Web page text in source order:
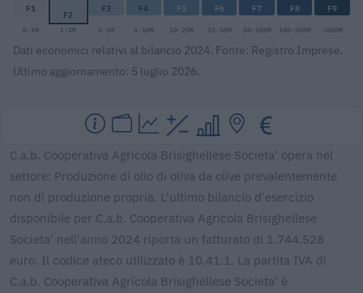
F1 F2 F3 F4 F5 F6 F7 F8 F9
0-1M 1-2M 2-5M 5-10M 10-25M 25-50M 50-100M 100-500M >500M
Dati economici relativi al bilancio 2024. Fonte: Registro Imprese.
Ultimo aggiornamento: 5 luglio 2026.
C.a.b. Cooperativa Agricola Brisighellese Societa' opera nel
settore: Produzione di olio di oliva da olive prevalentemente
non di produzione propria. L'ultimo bilancio d'esercizio
disponibile per C.a.b. Cooperativa Agricola Brisighellese
Societa' nell'anno 2024 riporta un fatturato di 1.744.528
euro. Il codice ateco utilizzato è 10.41.1. La partita IVA di
C.a.b. Cooperativa Agricola Brisighellese Societa' è